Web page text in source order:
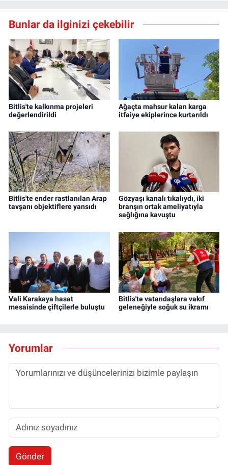
Bunlar da ilginizi çekebilir
Bitlis'te kalkınma projeleri
değerlendirildi
Ağaçta mahsur kalan karga
itfaiye ekiplerince kurtarıldı
Bitlis'te ender rastlanılan Arap
tavşanı objektiflere yansıdı
Gözyaşı kanalı tıkalıydı, iki
branşın ortak ameliyatıyla
sağlığına kavuştu
Vali Karakaya hasat
mesaisinde çiftçilerle buluştu
Bitlis'te vatandaşlara vakıf
geleneğiyle soğuk su ikramı
Yorumlar
Gönder